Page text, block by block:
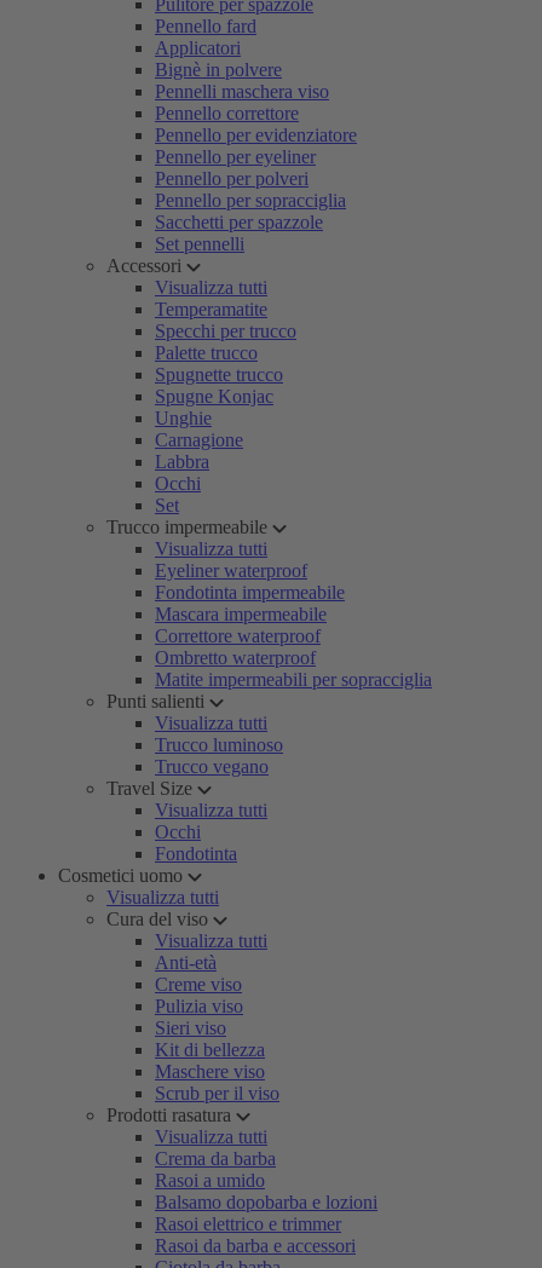
Pulitore per spazzole
Pennello fard
Applicatori
Bignè in polvere
Pennelli maschera viso
Pennello correttore
Pennello per evidenziatore
Pennello per eyeliner
Pennello per polveri
Pennello per sopracciglia
Sacchetti per spazzole
Set pennelli
Accessori
Visualizza tutti
Temperamatite
Specchi per trucco
Palette trucco
Spugnette trucco
Spugne Konjac
Unghie
Carnagione
Labbra
Occhi
Set
Trucco impermeabile
Visualizza tutti
Eyeliner waterproof
Fondotinta impermeabile
Mascara impermeabile
Correttore waterproof
Ombretto waterproof
Matite impermeabili per sopracciglia
Punti salienti
Visualizza tutti
Trucco luminoso
Trucco vegano
Travel Size
Visualizza tutti
Occhi
Fondotinta
Cosmetici uomo
Visualizza tutti
Cura del viso
Visualizza tutti
Anti-età
Creme viso
Pulizia viso
Sieri viso
Kit di bellezza
Maschere viso
Scrub per il viso
Prodotti rasatura
Visualizza tutti
Crema da barba
Rasoi a umido
Balsamo dopobarba e lozioni
Rasoi elettrico e trimmer
Rasoi da barba e accessori